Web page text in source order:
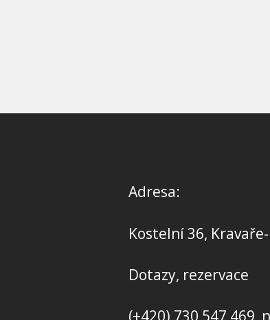
Adresa:
Kostelní 36,
Dotazy, rezervace
(+420) 730 547 469